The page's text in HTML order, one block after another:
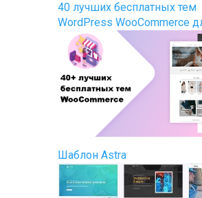
40 лучших бесплатных тем
WordPress WooCommerce
Шаблон Astra